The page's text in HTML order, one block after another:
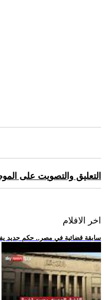
التعليق والتصويت على
اخر الافلام
.. سابقة قضائية في مصر.. حكم جديد